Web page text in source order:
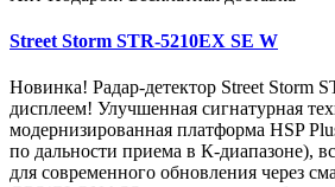
Street Storm STR-5210EX SE W
Новинка! Радар-детектор Street Storm
дисплеем! Улучшенная сигнатурная
модернизированная платформа HSP
по дальности приема в К-диапазоне),
для современного обновления через